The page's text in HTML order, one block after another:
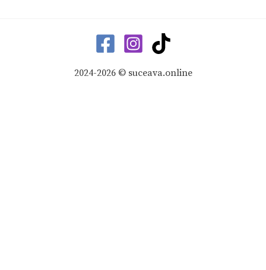
2024-2026 © suceava.online